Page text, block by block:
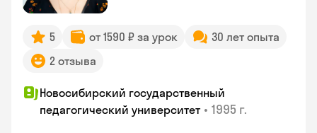
5 от 1590 ₽ за урок
30 лет опыта
2 отзыва
Новосибирский государственный
педагогический университет • 1995 г.